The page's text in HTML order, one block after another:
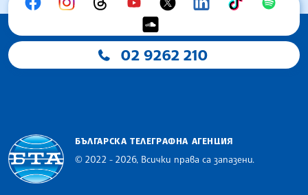
02 9262 210
БЪЛГАРСКА ТЕЛЕГРАФНА АГЕНЦИЯ
© 2022 - 2026, Всички права са запазени.